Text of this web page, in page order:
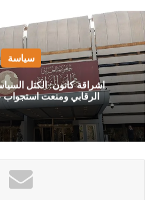
سياسة
اشراقة كانون: الكتل
الرقابي ومنعت استجواب